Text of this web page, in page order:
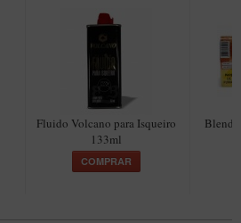
Fluido Volcano para Isqueiro
133ml
COMPRAR
Blend